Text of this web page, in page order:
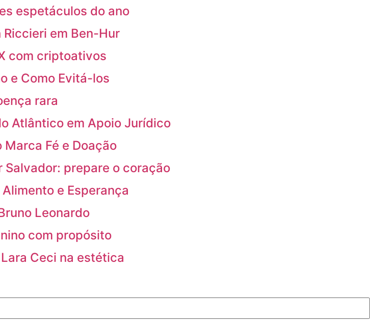
espetáculos do ano
em Ben-Hur
com criptoativos
e Como Evitá-los
rara
Atlântico em Apoio Jurídico
Fé e Doação
Salvador: prepare o coração
e Esperança
Leonardo
com propósito
Ceci na estética